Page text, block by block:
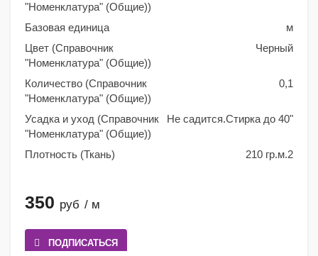
"Номенклатура" (Общие))
Базовая единица
м
Цвет (Справочник
"Номенклатура" (Общие))
Черный
Количество (Справочник
"Номенклатура" (Общие))
0,1
Усадка и уход (Справочник
"Номенклатура" (Общие))
Не садится.Стирка до 40"
Плотность (Ткань) 210 гр.м.2
350 руб / м
ПОДПИСАТЬСЯ